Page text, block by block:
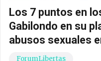
Los 7 puntos en
Gabilondo en su
abusos sexuales
ForumLibertas